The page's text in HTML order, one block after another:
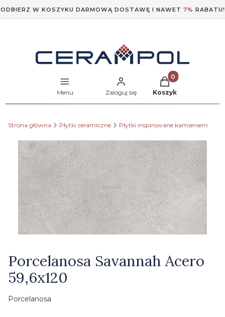
ODBIERZ W KOSZYKU DARMOWĄ DOSTAWĘ I NAWET 7% RABATU!
Menu Zaloguj się
Produkty w
Koszyk
Strona główna Płytki ceramiczne Płytki inspirowane kamieniem
Porcelanosa Savannah Acero
59,6x120
Porcelanosa